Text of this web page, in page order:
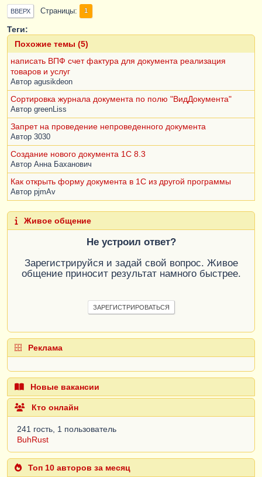
ВВЕРХ Страницы 1
Теги:
Похожие темы (5)
написать ВПФ счет фактура для документа реализация
товаров и услуг
Автор agusikdeon
Сортировка журнала документа по полю "ВидДокумента"
Автор greenLiss
Запрет на проведение непроведенного документа
Автор 3030
Создание нового документа 1С 8.3
Автор Анна Баханович
Как открыть форму документа в 1С из другой программы
Автор pjmAv
Живое общение
Не устроил ответ?
Зарегистрируйся и задай свой вопрос. Живое
общение приносит результат намного быстрее.
ЗАРЕГИСТРИРОВАТЬСЯ
Реклама
Новые вакансии
Кто онлайн
241 гость, 1 пользователь
BuhRust
Топ 10 авторов за месяц